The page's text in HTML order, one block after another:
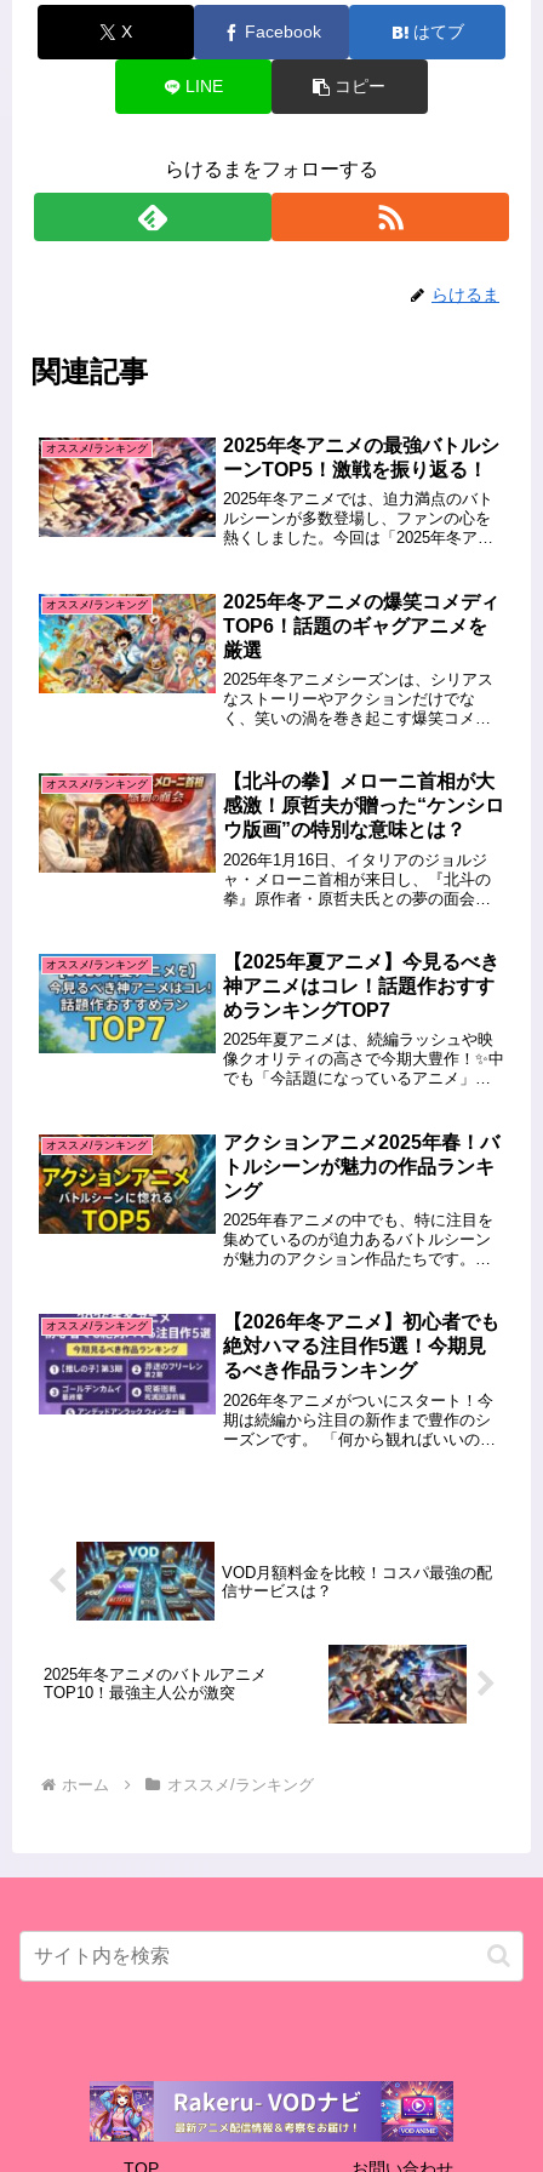
X Facebook はてブ
LINE コピー
らけるまをフォローする
らけるま
関連記事
オススメ/ランキング
2025年冬アニメの最強バトルシ
ーンTOP5！激戦を振り返る！
2025年冬アニメでは、迫力満点のバト
ルシーンが多数登場し、ファンの心を
熱くしました。今回は「2025年冬アニ
的だったバトルを厳選してご紹介しま
す。異世界転生、ダークフ...
オススメ/ランキング
2025年冬アニメの爆笑コメディ
TOP6！話題のギャグアニメを
厳選
2025年冬アニメシーズンは、シリアス
なストーリーやアクションだけでな
く、笑いの渦を巻き起こす爆笑コメデ
なたに向けて、SNSでも話題沸騰中の
ギャグアニメを厳選しました。今期...
オススメ/ランキング
【北斗の拳】メローニ首相が大
感激！原哲夫が贈った“ケンシロ
ウ版画”の特別な意味とは？
2026年1月16日、イタリアのジョルジ
ャ・メローニ首相が来日し、『北斗の
拳』原作者・原哲夫氏との夢の面会が
から直筆メッセージ入りの“ケンシロ
ウ”ジークレー版画が贈られ、満...
オススメ/ランキング
【2025年夏アニメ】今見るべき
神アニメはコレ！話題作おすす
めランキングTOP7
2025年夏アニメは、続編ラッシュや映
像クオリティの高さで今期大豊作！✨中
でも「今話題になっているアニメ」や
ました！「何から観ようか迷ってる」
「とにかく間違いないやつを...
オススメ/ランキング
アクションアニメ2025年春！バ
トルシーンが魅力の作品ランキ
ング
2025年春アニメの中でも、特に注目を
集めているのが迫力あるバトルシーン
が魅力のアクション作品たちです。今
した作品が多く、ファンの間で大きな
話題となっています。この記事では...
オススメ/ランキング
【2026年冬アニメ】初心者でも
絶対ハマる注目作5選！今期見
るべき作品ランキング
2026年冬アニメがついにスタート！今
期は続編から注目の新作まで豊作のシ
ーズンです。 「何から観ればいいのか
VOD月額料金を比較！コスパ最強の配
信サービスは？
2025年冬アニメのバトルアニメ
TOP10！最強主人公が激突
ホーム オススメ/ランキング
TOP お問い合わせ